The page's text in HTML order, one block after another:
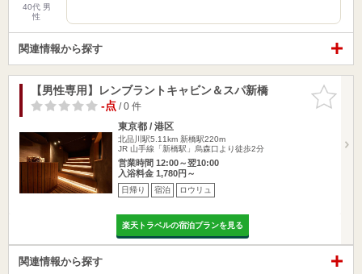
40代 男
性
関連情報から探す
お気に入
りに追加
【男性専用】レンブラントキャビン＆スパ新橋
-点/ 0 件
東京都 / 港区
北品川駅5.11km 新橋駅220m
JR 山手線「新橋駅」烏森口より徒歩2分
営業時間 12:00～翌10:00
入浴料金 1,780円～
日帰り 宿泊 ロウリュ
楽天トラベルの宿泊プランを見る
関連情報から探す